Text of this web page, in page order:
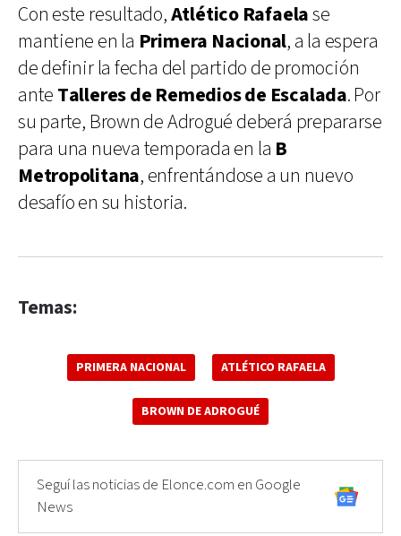
Con este resultado,Atlético Rafaelase
mantiene en la Primera Nacional, a la espera
de definir la fecha del partido de promoción
ante Talleres de Remedios de Escalada. Por
su parte, Brown de Adrogué deberá prepararse
para una nueva temporada en la B
Metropolitana, enfrentándose a un nuevo
desafío en su historia.
Temas:
PRIMERA NACIONAL ATLÉTICO RAFAELA
BROWN DE ADROGUÉ
Seguí las noticias de Elonce.com en Google
News